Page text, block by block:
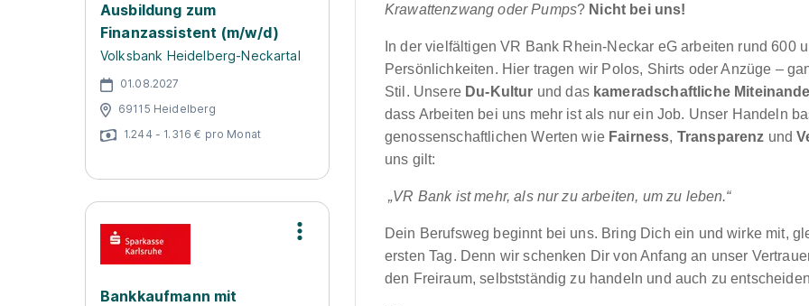
Ausbildung zum
Finanzassistent (m/w/d)
Volksbank Heidelberg-Neckartal
01.08.2027
69115 Heidelberg
1.244 - 1.316 € pro Monat
Bankkaufmann mit
Krawattenzwang oder Pumps? Nicht bei uns!
In der vielfältigen VR Bank Rhein-Neckar eG arbeiten rund 600
Persönlichkeiten. Hier tragen wir Polos, Shirts oder Anzüge –
Stil. Unsere Du-Kultur und das kameradschaftliche
dass Arbeiten bei uns mehr ist als nur ein Job. Unser Handeln
genossenschaftlichen Werten wie Fairness, Transparenz und
uns gilt:
„VR Bank ist mehr, als nur zu arbeiten, um zu leben.“
Dein Berufsweg beginnt bei uns. Bring Dich ein und wirke mit,
ersten Tag. Denn wir schenken Dir von Anfang an unser
den Freiraum, selbstständig zu handeln und auch zu